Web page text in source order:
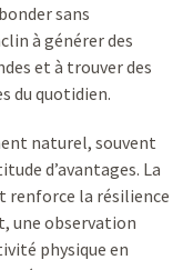
sans
à générer des
et à trouver des
du quotidien.
naturel, souvent
d’avantages. La
renforce la résilience
une observation
physique en